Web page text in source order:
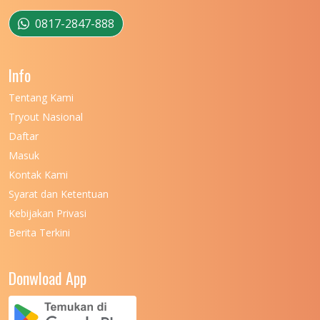
UNIVERSITAS MUSAMUS
UNIVERSITAS NEGERI KHAIRUN
UNIVERSITAS NEGERI MANADO
UNIVERSITAS NEGERI MEDAN
UNIVERSITAS NEGERI PADANG
UNIVERSITAS NUSA CENDANA
0817-2847-888
Info
Tentang Kami
Tryout Nasional
Daftar
Masuk
Kontak Kami
Syarat dan Ketentuan
Kebijakan Privasi
Berita Terkini
Donwload App